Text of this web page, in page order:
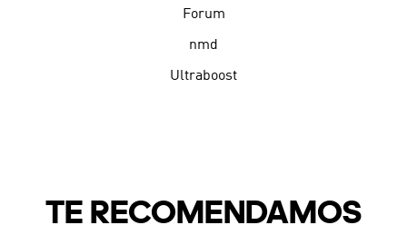
Forum
nmd
Ultraboost
TE RECOMENDAMOS